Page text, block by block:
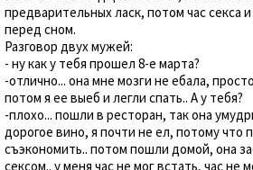
предварительных ласк, потом час секса
перед сном.
Разговор двух мужей:
- ну как у тебя прошел 8-е марта?
-отлично... она мне мозги не ебала,
потом я ее выеб и легли спать.. А у тебя?
-плохо... пошли в ресторан, так она
дорогое вино, я почти не ел, потому что
съэкономить.. потом пошли домой, она
сексом.. у меня час не мог встать, час не